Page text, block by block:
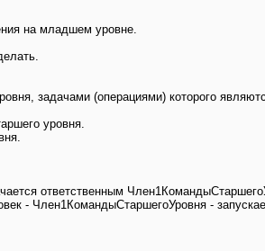
на младшем уровне.
задачами (операциями) которого
уровня.
ответственным
- Член1КомандыСтаршегоУровня -